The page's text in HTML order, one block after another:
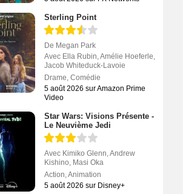
Sterling Point
De Megan Park
Avec Ella Rubin,Amélie Hoeferle,
Jacob Whiteduck-Lavoie
Drame, Comédie
5 août 2026 sur Amazon Prime
Video
Star Wars: Visions Présente -
Le Neuvième Jedi
Avec Kimiko Glenn,Andrew
Kishino, Masi Oka
Action,Animation
5 août 2026 sur Disney+